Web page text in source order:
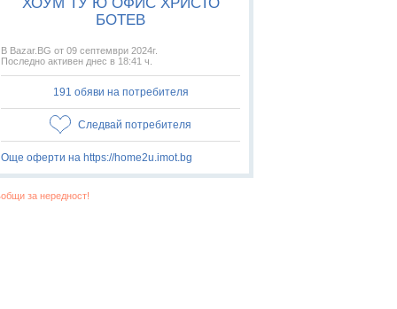
БОТЕВ
В Bazar.BG от 09 септември 2024г.
Последно активен днес в 18:41 ч.
191 обяви на потребителя
Следвай потребителя
Още оферти на https://home2u.imot.bg
за нередност!